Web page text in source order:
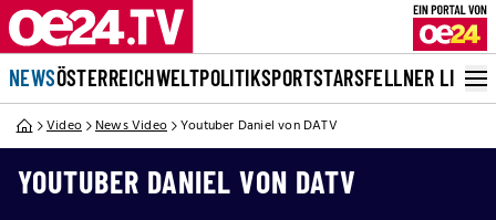
NEWSÖSTERREICHWELTPOLITIKSPORTSTARSFELLNER LIVE
Video News Video Youtuber Daniel von DATV
YOUTUBER DANIEL VON DATV